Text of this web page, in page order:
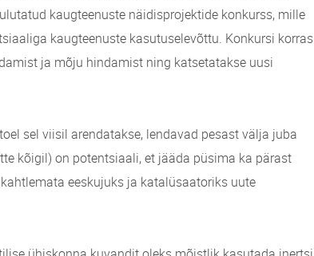
kaugteenuste näidisprojektide konkurss, mille
kaugteenuste kasutuselevõttu. Konkursi korras
ja mõju hindamist ning katsetatakse uusi
sel viisil arendatakse, lendavad pesast välja juba
kõigil) on potentsiaali, et jääda püsima ka pärast
eeskujuks ja katalüsaatoriks uute